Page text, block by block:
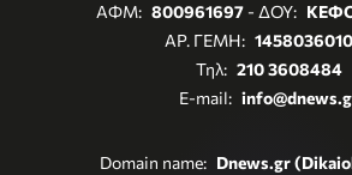
ΑΦΜ: 800961697- ΔΟΥ:
ΑΡ. ΓΕΜΗ:
Τηλ: 210 3608484
E-mail:
Domain name: Dnews.gr